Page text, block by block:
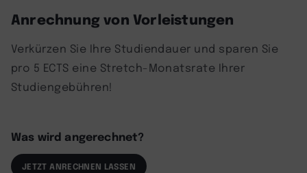
Anrechnung von Vorleistungen
Verkürzen Sie Ihre Studiendauer und sparen Sie
pro 5 ECTS eine Stretch-Monatsrate Ihrer
Studiengebühren!
Was wird angerechnet?
JETZT ANRECHNEN LASSEN